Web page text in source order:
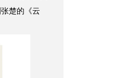
楚的《云